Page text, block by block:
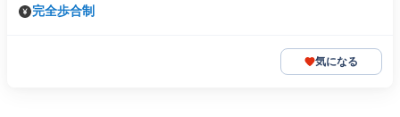
完全歩合制
気になる